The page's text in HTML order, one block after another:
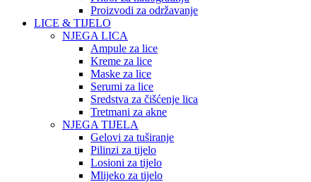
Proizvodi za održavanje
LICE & TIJELO
NJEGA LICA
Ampule za lice
Kreme za lice
Maske za lice
Serumi za lice
Sredstva za čišćenje lica
Tretmani za akne
NJEGA TIJELA
Gelovi za tuširanje
Pilinzi za tijelo
Losioni za tijelo
Mlijeko za tijelo